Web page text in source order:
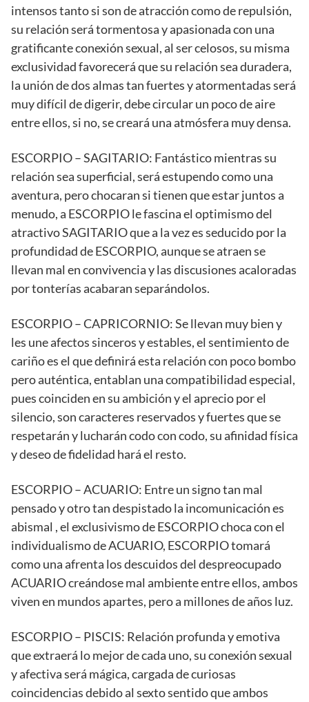
intensos tanto si son de atracción como de repulsión,
su relación será tormentosa y apasionada con una
gratificante conexión sexual, al ser celosos, su misma
exclusividad favorecerá que su relación sea duradera,
la unión de dos almas tan fuertes y atormentadas será
muy difícil de digerir, debe circular un poco de aire
entre ellos, si no, se creará una atmósfera muy densa.
ESCORPIO – SAGITARIO: Fantástico mientras su
relación sea superficial, será estupendo como una
aventura, pero chocaran si tienen que estar juntos a
menudo, a ESCORPIO le fascina el optimismo del
atractivo SAGITARIO que a la vez es seducido por la
profundidad de ESCORPIO, aunque se atraen se
llevan mal en convivencia y las discusiones acaloradas
por tonterías acabaran separándolos.
ESCORPIO – CAPRICORNIO: Se llevan muy bien y
les une afectos sinceros y estables, el sentimiento de
cariño es el que definirá esta relación con poco bombo
pero auténtica, entablan una compatibilidad especial,
pues coinciden en su ambición y el aprecio por el
silencio, son caracteres reservados y fuertes que se
respetarán y lucharán codo con codo, su afinidad física
y deseo de fidelidad hará el resto.
ESCORPIO – ACUARIO: Entre un signo tan mal
pensado y otro tan despistado la incomunicación es
abismal , el exclusivismo de ESCORPIO choca con el
individualismo de ACUARIO, ESCORPIO tomará
como una afrenta los descuidos del despreocupado
ACUARIO creándose mal ambiente entre ellos, ambos
viven en mundos apartes, pero a millones de años luz.
ESCORPIO – PISCIS: Relación profunda y emotiva
que extraerá lo mejor de cada uno, su conexión sexual
y afectiva será mágica, cargada de curiosas
coincidencias debido al sexto sentido que ambos